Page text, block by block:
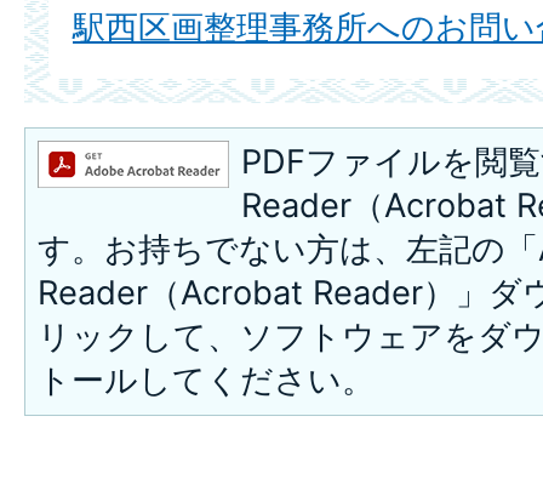
駅西区画整理事務所へのお問
PDFファイルを閲
Reader（Acrobat
す。お持ちでない方は、左記の
Reader（Acrobat Reader）」ダ
リックして、ソフトウェアをダ
トールしてください。